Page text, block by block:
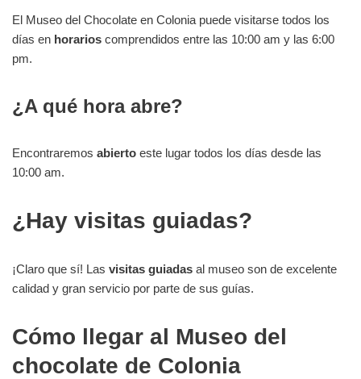
El Museo del Chocolate en Colonia puede visitarse todos los
días en horarios comprendidos entre las 10:00 am y las 6:00
pm.
¿A qué hora abre?
Encontraremos abierto este lugar todos los días desde las
10:00 am.
¿Hay visitas guiadas?
¡Claro que sí! Las visitas guiadas al museo son de excelente
calidad y gran servicio por parte de sus guías.
Cómo llegar al Museo del
chocolate de Colonia